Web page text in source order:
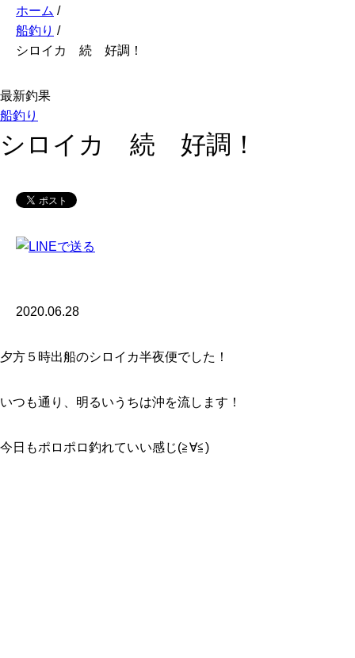
ホーム /
船釣り /
シロイカ 続 好調！
最新釣果
船釣り
シロイカ 続 好調！
2020.06.28
夕方５時出船のシロイカ半夜便でした！
いつも通り、明るいうちは沖を流します！
今日もポロポロ釣れていい感じ(≧∀≦)